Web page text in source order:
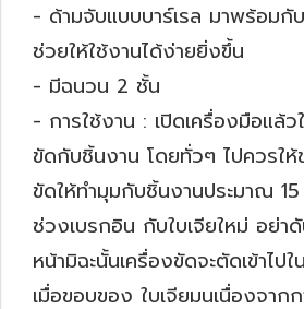
- ด้ามจับแบบบาร์เรล มาพร้อมกั
ช่วยให้ใช้งานได้ง่ายยิ่งขึ้น
- มีฉนวน 2 ชั้น
- การใช้งาน : เปิดเครื่องมือแล้ว
ขัดกับชิ้นงาน โดยทั่วๆ ไปควรให้
ขัดให้ทำมุมกับชิ้นงานประมาณ
ช่วงเบรกอิน กับใบเจียใหม่ อย่า
หน้ามิฉะนั้นเครื่องขัดจะตัดเข้าไป
เมื่อขอบของ ใบเจียมนเนื่องจาก